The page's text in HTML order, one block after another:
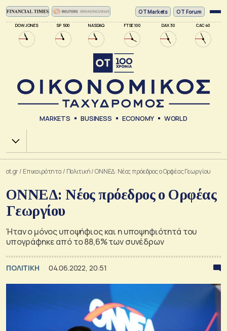
DOW JONES SP 500 NASDAQ FTSE 100 DAX 30 CAC 40
ΟΤ Markets OT Forum
MARKETS BUSINESS ECONOMY WORLD
Χ.Α.
ot.gr/ Επικαιρότητα / Πολιτική/ΟΝΝΕΔ: Νέος πρόεδρος ο Ορφέας Γεωργίου
ΟΝΝΕΔ: Νέος πρόεδρος ο Ορφέας
Γεωργίου
Ήταν ο μόνος υποψήφιος και η υποψηφιότητά του
υπογράφηκε από το 88,6% των συνέδρων
ΠΟΛΙΤΙΚΗ 04.06.2022, 20:51